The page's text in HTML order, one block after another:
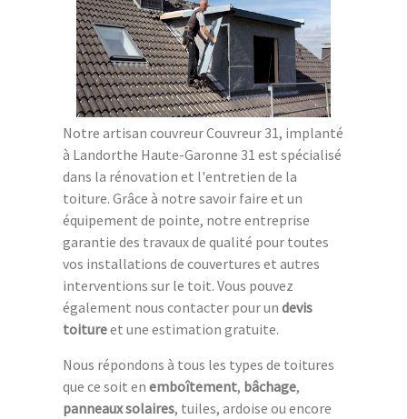
Notre artisan couvreur Couvreur 31, implanté
à Landorthe Haute-Garonne 31 est spécialisé
dans la rénovation et l'entretien de la
toiture. Grâce à notre savoir faire et un
équipement de pointe, notre entreprise
garantie des travaux de qualité pour toutes
vos installations de couvertures et autres
interventions sur le toit. Vous pouvez
également nous contacter pour un devis
toitureet une estimation gratuite.
Nous répondons à tous les types de toitures
que ce soit en emboîtement, bâchage,
panneaux solaires, tuiles, ardoise ou encore